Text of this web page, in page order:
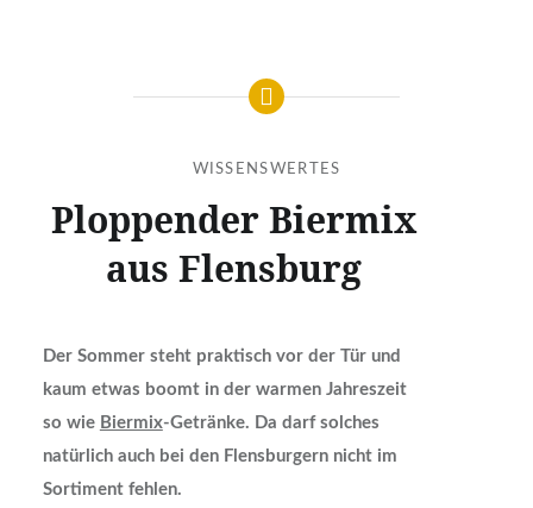
WISSENSWERTES
Ploppender Biermix
aus Flensburg
Der Sommer steht praktisch vor der Tür und
kaum etwas boomt in der warmen Jahreszeit
so wie Biermix-Getränke. Da darf solches
natürlich auch bei den Flensburgern nicht im
Sortiment fehlen.